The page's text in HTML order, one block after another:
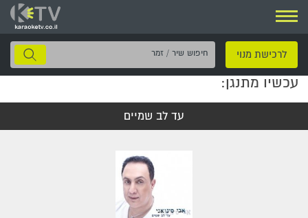
ניווט
לרכישת מנוי
חיפוש
שיר
עכשיו מתנגן:
עד לב שמיים